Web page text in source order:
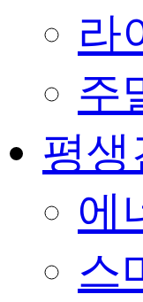
라
주
평생
에
스